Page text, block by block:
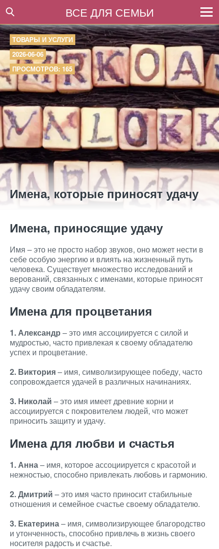
ВСЕ ДЛЯ СЕМЬИ
ТОВАРЫ И УСЛУГИ
2026-06-06
ПРОСМОТРОВ: 165
Имена, которые приносят удачу
Имена, приносящие удачу
Имя – это не просто набор звуков, оно может нести в
себе особую энергию и влиять на жизненный путь
человека. Существует множество исследований и
верований, связанных с именами, которые приносят
удачу своим обладателям.
Имена для процветания
1. Александр – это имя ассоциируется с силой и
мудростью, часто привлекая к своему обладателю
успех и процветание.
2. Виктория– имя, символизирующее победу, часто
сопровождается удачей в различных начинаниях.
3. Николай – это имя имеет древние корни и
ассоциируется с покровителем людей, что может
приносить защиту и удачу.
Имена для любви и счастья
1. Анна– имя, которое ассоциируется с красотой и
нежностью, способно привлекать любовь и гармонию.
2. Дмитрий – это имя часто приносит стабильные
отношения и семейное счастье своему обладателю.
3. Екатерина– имя, символизирующее благородство
и утонченность, способно привлечь в жизнь своего
носителя радость и счастье.